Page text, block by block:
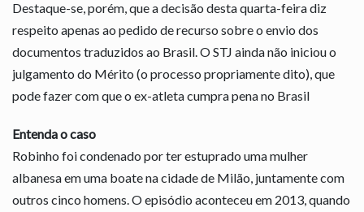
Destaque-se, porém, que a decisão desta quarta-feira diz
respeito apenas ao pedido de recurso sobre o envio dos
documentos traduzidos ao Brasil. O STJ ainda não iniciou o
julgamento do Mérito (o processo propriamente dito), que
pode fazer com que o ex-atleta cumpra pena no Brasil
Entenda o caso
Robinho foi condenado por ter estuprado uma mulher
albanesa em uma boate na cidade de Milão, juntamente com
outros cinco homens. O episódio aconteceu em 2013, quando